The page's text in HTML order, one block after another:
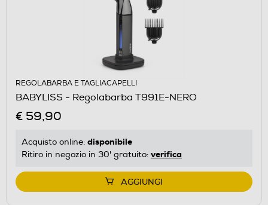
REGOLABARBA E TAGLIACAPELLI
BABYLISS - Regolabarba T991E-NERO
€ 59,90
Acquisto online: disponibile
Ritiro in negozio in 30' gratuito: verifica
AGGIUNGI